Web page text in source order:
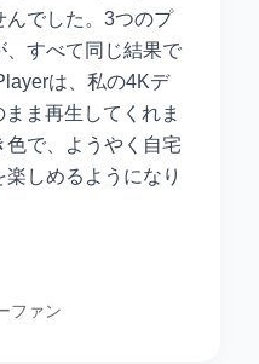
んでした。3つのプ
、すべて同じ結果で
は、私の4Kデ
ま再生してくれま
色で、ようやく自宅
しめるようになり
ファン